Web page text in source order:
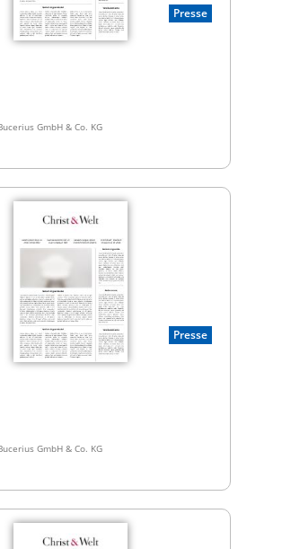
Presse
GmbH & Co. KG
Presse
GmbH & Co. KG